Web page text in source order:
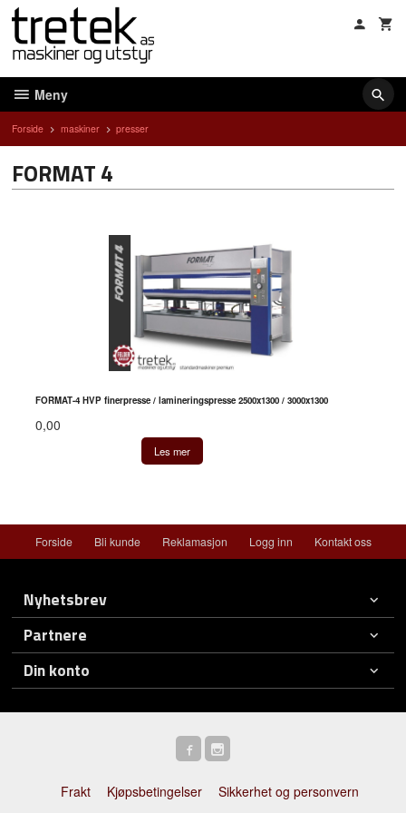
Gå
innholdet
Meny
Forside maskiner presser
FORMAT 4
FORMAT-4 HVP finerpresse / lamineringspresse 2500x1300 / 3000x1300
0,00
Les mer
Forside Bli kunde Reklamasjon Logg inn Kontakt oss
Nyhetsbrev
Partnere
Din konto
Frakt Kjøpsbetingelser Sikkerhet og personvern